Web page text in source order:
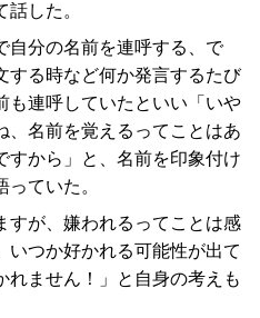
した。
自分の名前を連呼する、で
する時など何か発言するたび
も連呼していたといい「いや
、名前を覚えるってことはあ
すから」と、名前を印象付け
ていた。
すが、嫌われるってことは感
いつか好かれる可能性が出て
れません！」と自身の考えも